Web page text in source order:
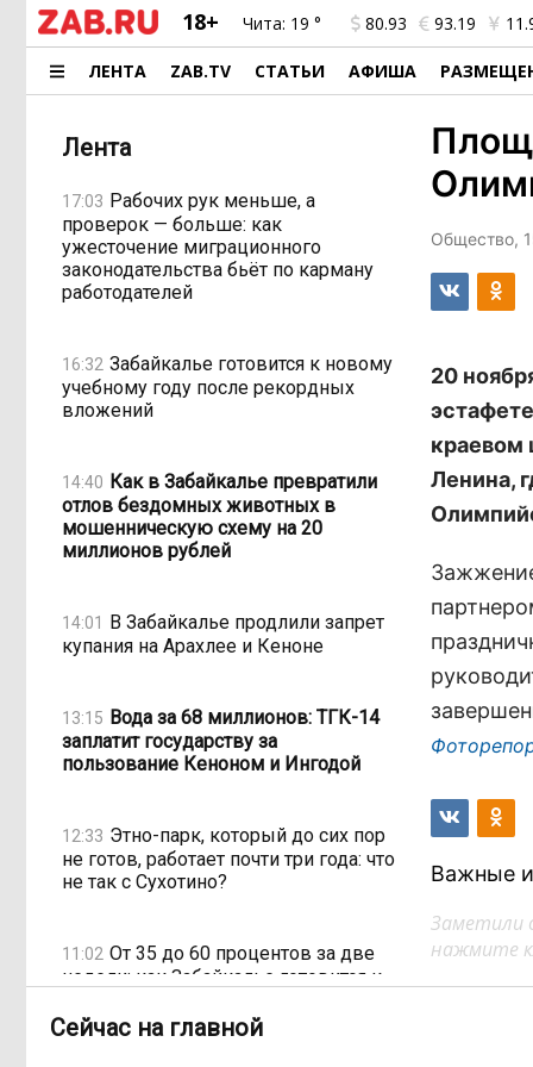
18+ Чита: 19 ° 80.93 93.19
ЛЕНТА ZAB.TV СТАТЬИ АФИША
Лента
17:03 Рабочих рук меньше, а
проверок — больше: как
ужесточение миграционного
законодательства бьёт по карману
работодателей
16:32 Забайкалье готовится к новому
учебному году после рекордных
вложений
14:40 Как в Забайкалье превратили
отлов бездомных животных в
мошенническую схему на 20
миллионов рублей
14:01 В Забайкалье продлили запрет
купания на Арахлее и Кеноне
13:15 Вода за 68 миллионов: ТГК-14
заплатит государству за
пользование Кеноном и Ингодой
12:33 Этно-парк, который до сих пор
не готов, работает почти три года: что
не так с Сухотино?
11:02 От 35 до 60 процентов за две
недели: как Забайкалье готовится к
Общество,
20
краевом
Ленина,
Важные
Заметили
нажмите
Сейчас на главной